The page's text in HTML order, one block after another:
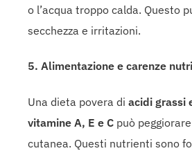
o l’acqua troppo calda. Questo
secchezza e irritazioni.
5. Alimentazione e carenze
Una dieta povera di acidi grassi
vitamine A, E e C può
cutanea. Questi nutrienti sono